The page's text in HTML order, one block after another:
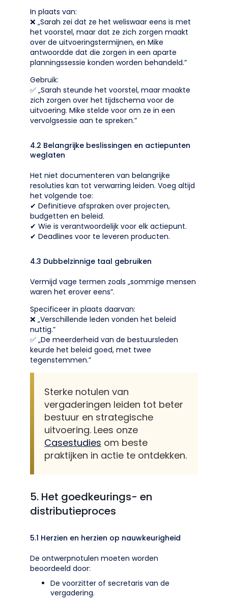
In plaats van:
❌ „Sarah zei dat ze het weliswaar eens is met
het voorstel, maar dat ze zich zorgen maakt
over de uitvoeringstermijnen, en Mike
antwoordde dat die zorgen in een aparte
planningssessie konden worden behandeld.”
Gebruik:
✅ „Sarah steunde het voorstel, maar maakte
zich zorgen over het tijdschema voor de
uitvoering. Mike stelde voor om ze in een
vervolgsessie aan te spreken.”
4.2 Belangrijke beslissingen en actiepunten
weglaten
Het niet documenteren van belangrijke
resoluties kan tot verwarring leiden. Voeg altijd
het volgende toe:
✔ Definitieve afspraken over projecten,
budgetten en beleid.
✔ Wie is verantwoordelijk voor elk actiepunt.
✔ Deadlines voor te leveren producten.
4.3 Dubbelzinnige taal gebruiken
Vermijd vage termen zoals „sommige mensen
waren het erover eens”.
Specificeer in plaats daarvan:
❌ „Verschillende leden vonden het beleid
nuttig.”
✅ „De meerderheid van de bestuursleden
keurde het beleid goed, met twee
tegenstemmen.”
Sterke notulen van
vergaderingen leiden tot beter
bestuur en strategische
uitvoering. Lees onze
Casestudies om beste
praktijken in actie te ontdekken.
5. Het goedkeurings- en
distributieproces
5.1 Herzien en herzien op nauwkeurigheid
De ontwerpnotulen moeten worden
beoordeeld door:
De voorzitter of secretaris van de
vergadering.